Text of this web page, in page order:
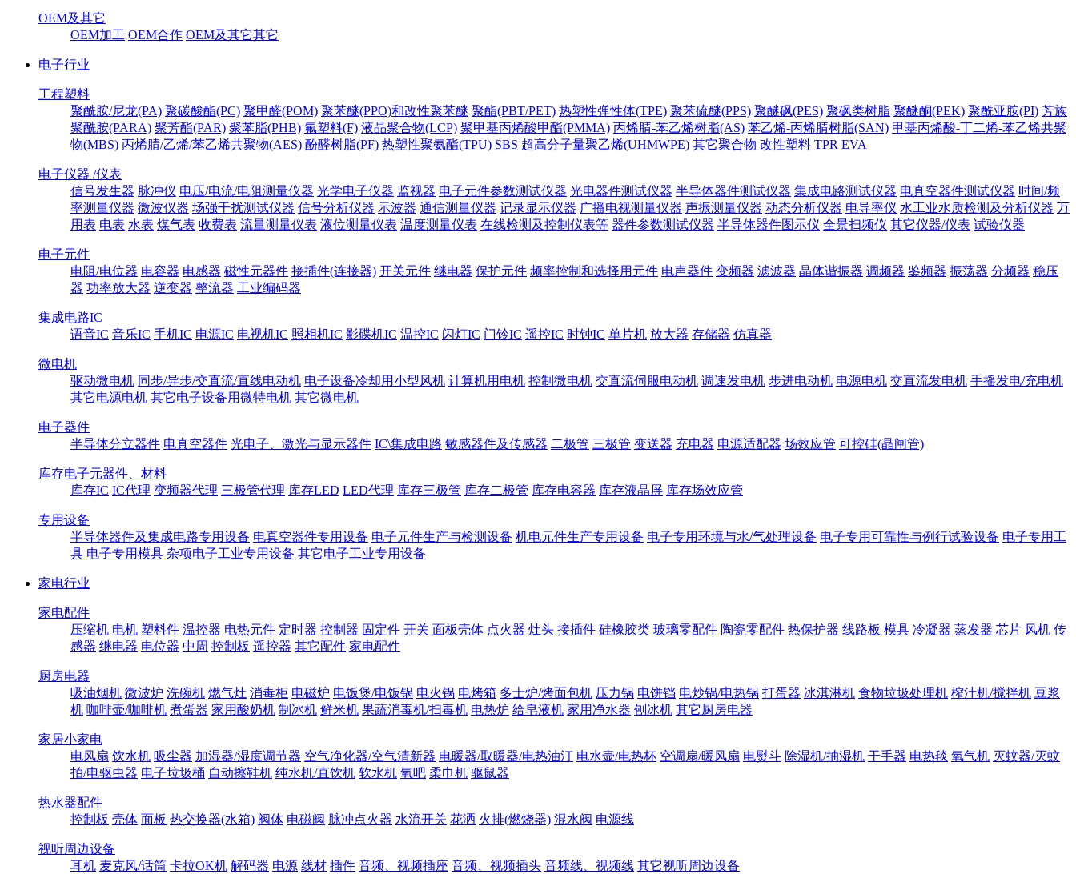
OEM及其它
OEM加工 OEM合作 OEM及其它其它
电子行业
工程塑料
聚酰胺/尼龙(PA) 聚碳酸酯(PC) 聚甲醛(POM) 聚苯醚(PPO)和改性聚苯醚 聚酯(PBT/PET) 热塑性弹性体(TPE) 聚苯硫醚(PPS) 聚醚砜(PES) 聚砜类树脂 聚醚酮(PEK) 聚酰亚胺(PI) 芳族
聚酰胺(PARA) 聚芳酯(PAR) 聚苯脂(PHB) 氟塑料(F) 液晶聚合物(LCP) 聚甲基丙烯酸甲酯(PMMA) 丙烯腈-苯乙烯树脂(AS) 苯乙烯-丙烯腈树脂(SAN) 甲基丙烯酸-丁二烯-苯乙烯共聚
物(MBS) 丙烯腈/乙烯/苯乙烯共聚物(AES) 酚醛树脂(PF) 热塑性聚氨酯(TPU) SBS 超高分子量聚乙烯(UHMWPE) 其它聚合物 改性塑料 TPR EVA
电子仪器 /仪表
信号发生器 脉冲仪 电压/电流/电阻测量仪器 光学电子仪器 监视器 电子元件参数测试仪器 光电器件测试仪器 半导体器件测试仪器 集成电路测试仪器 电真空器件测试仪器 时间/频
率测量仪器 微波仪器 场强干扰测试仪器 信号分析仪器 示波器 通信测量仪器 记录显示仪器 广播电视测量仪器 声振测量仪器 动态分析仪器 电导率仪 水工业水质检测及分析仪器 万
用表 电表 水表 煤气表 收费表 流量测量仪表 液位测量仪表 温度测量仪表 在线检测及控制仪表等 器件参数测试仪器 半导体器件图示仪 全景扫频仪 其它仪器/仪表 试验仪器
电子元件
电阻/电位器 电容器 电感器 磁性元器件 接插件(连接器) 开关元件 继电器 保护元件 频率控制和选择用元件 电声器件 变频器 滤波器 晶体谐振器 调频器 鉴频器 振荡器 分频器 稳压
器 功率放大器 逆变器 整流器 工业编码器
集成电路IC
语音IC 音乐IC 手机IC 电源IC 电视机IC 照相机IC 影碟机IC 温控IC 闪灯IC 门铃IC 遥控IC 时钟IC 单片机 放大器 存储器 仿真器
微电机
驱动微电机 同步/异步/交直流/直线电动机 电子设备冷却用小型风机 计算机用电机 控制微电机 交直流伺服电动机 调速发电机 步进电动机 电源电机 交直流发电机 手摇发电/充电机
其它电源电机 其它电子设备用微特电机 其它微电机
电子器件
半导体分立器件 电真空器件 光电子、激光与显示器件 IC\集成电路 敏感器件及传感器 二极管 三极管 变送器 充电器 电源适配器 场效应管 可控硅(晶闸管)
库存电子元器件、材料
库存IC IC代理 变频器代理 三极管代理 库存LED LED代理 库存三极管 库存二极管 库存电容器 库存液晶屏 库存场效应管
专用设备
半导体器件及集成电路专用设备 电真空器件专用设备 电子元件生产与检测设备 机电元件生产专用设备 电子专用环境与水/气处理设备 电子专用可靠性与例行试验设备 电子专用工
具 电子专用模具 杂项电子工业专用设备 其它电子工业专用设备
家电行业
家电配件
压缩机 电机 塑料件 温控器 电热元件 定时器 控制器 固定件 开关 面板壳体 点火器 灶头 接插件 硅橡胶类 玻璃零配件 陶瓷零配件 热保护器 线路板 模具 冷凝器 蒸发器 芯片 风机 传
感器 继电器 电位器 中周 控制板 遥控器 其它配件 家电配件
厨房电器
吸油烟机 微波炉 洗碗机 燃气灶 消毒柜 电磁炉 电饭煲/电饭锅 电火锅 电烤箱 多士炉/烤面包机 压力锅 电饼铛 电炒锅/电热锅 打蛋器 冰淇淋机 食物垃圾处理机 榨汁机/搅拌机 豆浆
机 咖啡壶/咖啡机 煮蛋器 家用酸奶机 制冰机 鲜米机 果蔬消毒机/扫毒机 电热炉 给皂液机 家用净水器 刨冰机 其它厨房电器
家居小家电
电风扇 饮水机 吸尘器 加湿器/湿度调节器 空气净化器/空气清新器 电暖器/取暖器/电热油汀 电水壶/电热杯 空调扇/暖风扇 电熨斗 除湿机/抽湿机 干手器 电热毯 氧气机 灭蚊器/灭蚊
拍/电驱虫器 电子垃圾桶 自动擦鞋机 纯水机/直饮机 软水机 氧吧 柔巾机 驱鼠器
热水器配件
控制板 壳体 面板 热交换器(水箱) 阀体 电磁阀 脉冲点火器 水流开关 花洒 火排(燃烧器) 混水阀 电源线
视听周边设备
耳机 麦克风/话筒 卡拉OK机 解码器 电源 线材 插件 音频、视频插座 音频、视频插头 音频线、视频线 其它视听周边设备